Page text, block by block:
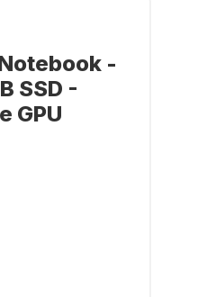
-
SSD -
GPU